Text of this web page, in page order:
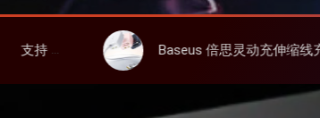
Baseus 倍思灵动充伸缩线充电器 67W 3C，超耐用可伸缩线、氮化镓、3C多设备同时充